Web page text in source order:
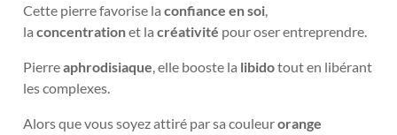
Cette pierre favorise laconfiance en soi
laconcentrationet lacréativité pour oser entreprendre.
Pierreaphrodisiaque , elle booste la libidotout en libérant
les complexes.
Alors que vous soyez attiré par sa couleurorange